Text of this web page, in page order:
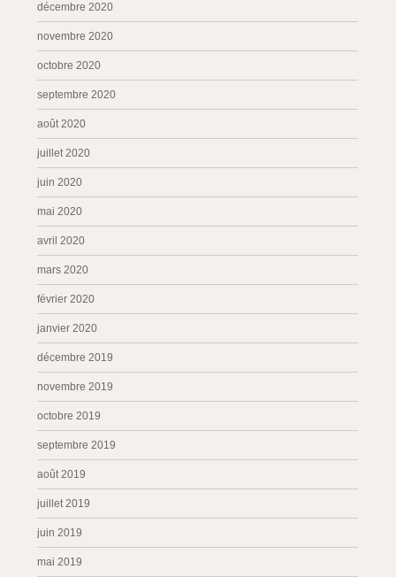
décembre 2020
novembre 2020
octobre 2020
septembre 2020
août 2020
juillet 2020
juin 2020
mai 2020
avril 2020
mars 2020
février 2020
janvier 2020
décembre 2019
novembre 2019
octobre 2019
septembre 2019
août 2019
juillet 2019
juin 2019
mai 2019